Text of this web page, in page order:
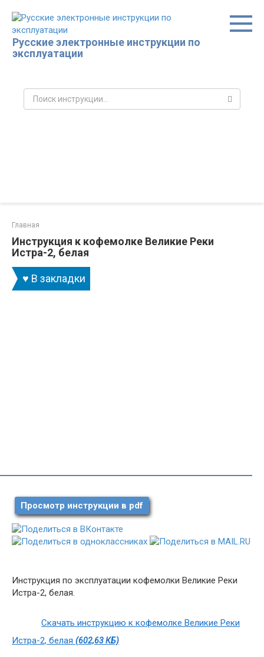
контенту
Русские электронные инструкции по
эксплуатации
Поиск:
Главная
Инструкция к кофемолке Великие Реки
Истра-2, белая
♥ В закладки
Просмотр инструкции в pdf
Инструкция по эксплуатации кофемолки Великие Реки
Истра-2, белая.
Скачать инструкцию к кофемолке Великие Реки
Истра-2, белая (602,63 КБ)